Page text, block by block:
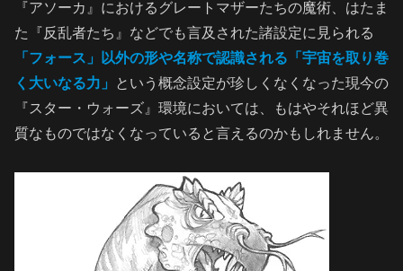
『アソーカ』におけるグレートマザーたちの魔術、はたま
た『反乱者たち』などでも言及された諸設定に見られる
「フォース」以外の形や名称で認識される「宇宙を取り巻
く大いなる力」
という概念設定が珍しくなくなった現今の
『スター・ウォーズ』環境においては、もはやそれほど異
質なものではなくなっていると言えるのかもしれません。